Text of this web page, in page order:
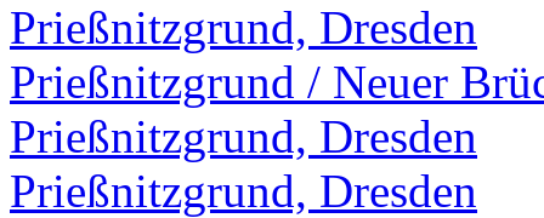
Prießnitzgrund, Dresden
Prießnitzgrund / Neuer
Prießnitzgrund, Dresden
Prießnitzgrund, Dresden